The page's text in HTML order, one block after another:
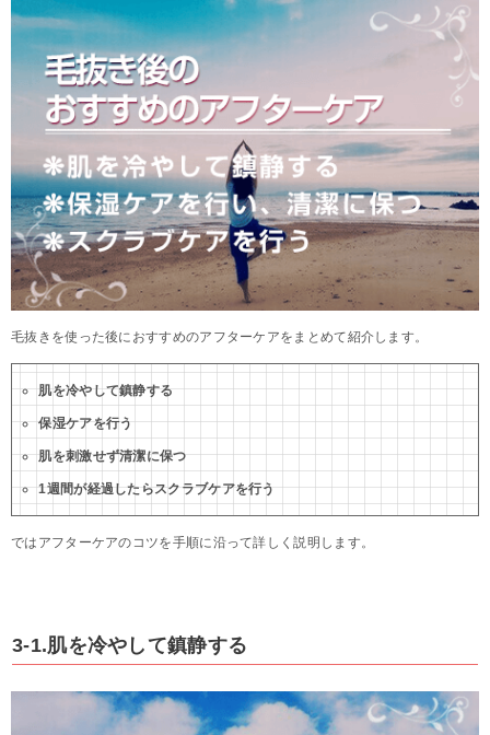
毛抜きを使った後におすすめのアフターケアをまとめて紹介します。
肌を冷やして鎮静する
保湿ケアを行う
肌を刺激せず清潔に保つ
1週間が経過したらスクラブケアを行う
ではアフターケアのコツを手順に沿って詳しく説明します。
3-1.肌を冷やして鎮静する